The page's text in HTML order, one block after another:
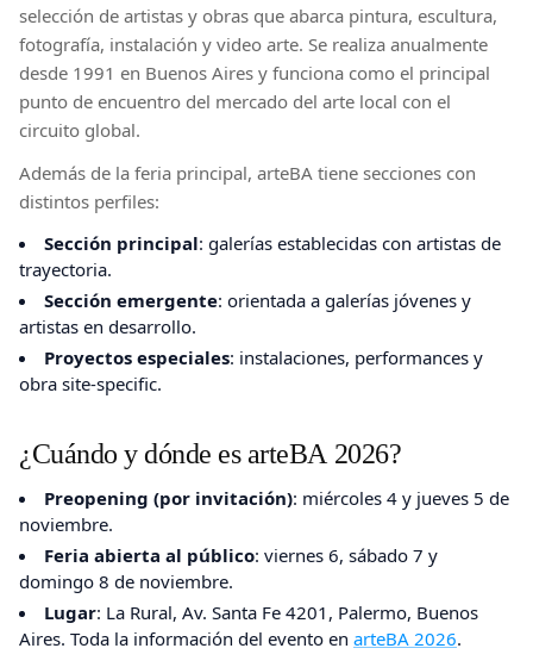
selección de artistas y obras que abarca pintura, escultura,
fotografía, instalación y video arte. Se realiza anualmente
desde 1991 en Buenos Aires y funciona como el principal
punto de encuentro del mercado del arte local con el
circuito global.
Además de la feria principal, arteBA tiene secciones con
distintos perfiles:
Sección principal: galerías establecidas con artistas de
trayectoria.
Sección emergente: orientada a galerías jóvenes y
artistas en desarrollo.
Proyectos especiales: instalaciones, performances y
obra site-specific.
¿Cuándo y dónde es arteBA 2026?
Preopening (por invitación): miércoles 4 y jueves 5 de
noviembre.
Feria abierta al público: viernes 6, sábado 7 y
domingo 8 de noviembre.
Lugar: La Rural, Av. Santa Fe 4201, Palermo, Buenos
Aires. Toda la información del evento en arteBA 2026.